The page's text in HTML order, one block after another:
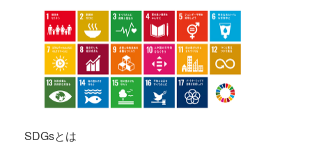
SDGsとは